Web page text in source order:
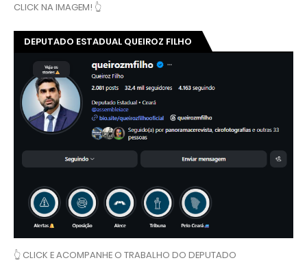
CLICK NA IMAGEM! 👆
DEPUTADO ESTADUAL QUEIROZ FILHO
👆 CLICK E ACOMPANHE O TRABALHO DO DEPUTADO